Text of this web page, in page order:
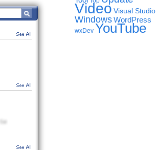
Video Visual Studio
WindowsWordPress
wxDev YouTube